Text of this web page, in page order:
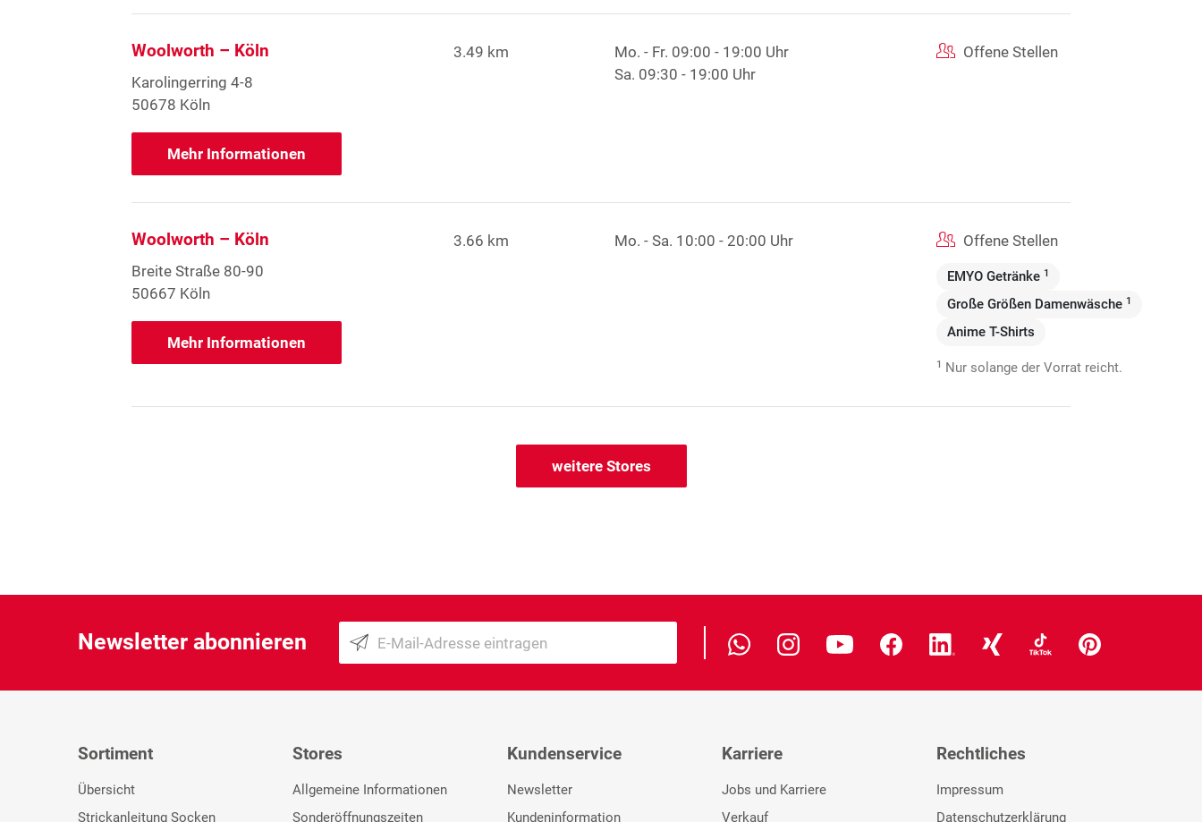
Woolworth – Köln
Karolingerring 4-8
50678 Köln
Mehr Informationen
3.49 km Mo. - Fr. 09:00 - 19:00 Uhr
Sa. 09:30 - 19:00 Uhr
Offene Stellen
Woolworth – Köln
Breite Straße 80-90
50667 Köln
Mehr Informationen
3.66 km Mo. - Sa. 10:00 - 20:00 Uhr Offene Stellen
EMYO Getränke 1
Große Größen Damenwäsche 1
Anime T-Shirts
1 Nur solange der Vorrat reicht.
weitere Stores
Newsletter abonnieren
Sortiment
Übersicht
Strickanleitung Socken
Stores
Allgemeine Informationen
Sonderöffnungszeiten
Kundenservice
Newsletter
Kundeninformation
Karriere
Jobs und Karriere
Verkauf
Rechtliches
Impressum
Datenschutzerklärung